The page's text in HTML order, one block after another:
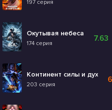
197 серия
Окутывая небеса
174 серия
7.63
Континент силы и духа
203 серия